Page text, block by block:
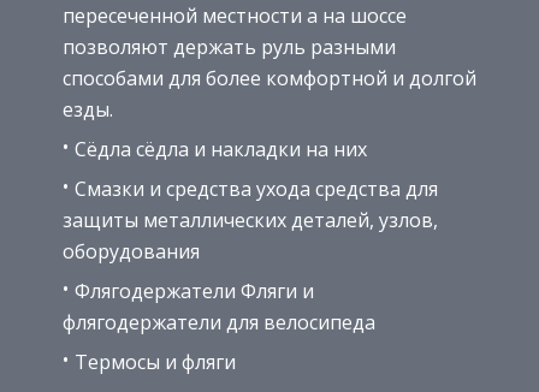
пересеченной местности а на шоссе
позволяют держать руль разными
способами для более комфортной и долгой
езды.
Сёдла сёдла и накладки на них
Смазки и средства ухода средства для
защиты металлических деталей, узлов,
оборудования
Флягодержатели Фляги и
флягодержатели для велосипеда
Термосы и фляги